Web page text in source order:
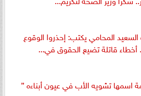
المحامي يكتب: إحذروا الوقوع
أخطاء قاتلة تضيع الحقوق في...
اسمها تشويه الأب في عيون أبناءه ”